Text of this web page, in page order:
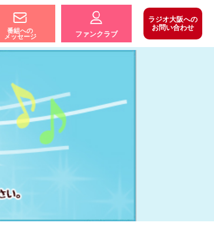
番組への
メッセージ
ファンクラブ
ラジオ大阪への
お問い合わせ